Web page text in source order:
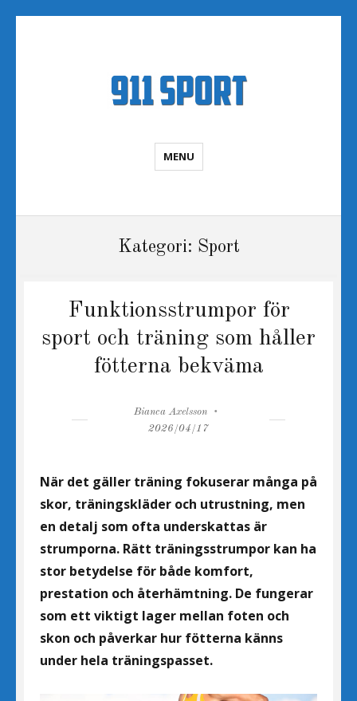
MENU
Kategori: Sport
Funktionsstrumpor för
sport och träning som håller
fötterna bekväma
Author
Bianca Axelsson
2026/04/17
När det gäller träning fokuserar många på
skor, träningskläder och utrustning, men
en detalj som ofta underskattas är
strumporna. Rätt träningsstrumpor kan ha
stor betydelse för både komfort,
prestation och återhämtning. De fungerar
som ett viktigt lager mellan foten och
skon och påverkar hur fötterna känns
under hela träningspasset.